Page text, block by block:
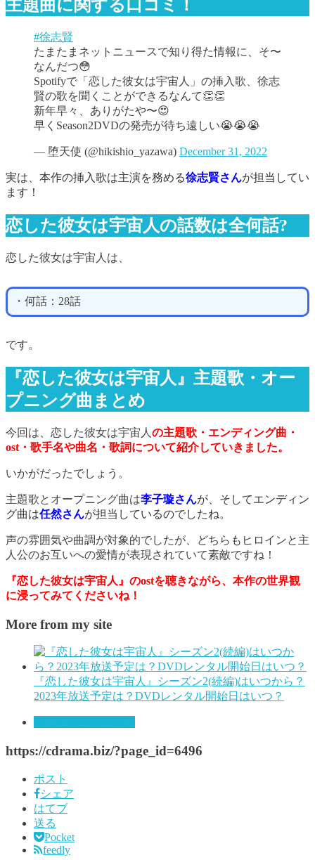
主題曲に関する口コミ！
#徐志賢
たまたまネットニュースで知り得た情報に、そ〜
なんだつ😳
Spotifyで「恋した彼女は宇宙人」の挿入歌、徐志
賢の歌を聞くことができるなんて👏👏
新年早々、ありがたや〜😍
早くSeason2DVDの発売が待ち遠しい😭😭😭
— 堕天使 (@hikishio_yazawa) December 31, 2022
実は、本作の挿入歌は主演を務める徐志賢さんが担当してい
ます！
恋した彼女は宇宙人の話数は全何話?
恋した彼女は宇宙人は、
・何話：28話
です。
『恋した彼女は宇宙人』主題歌・オー
プニング曲まとめ
今回は、恋した彼女は宇宙人 の主題歌・エンディング曲・
ost・歌手名や曲名・歌詞について紹介していきました。
いかがだったでしょう。
主題歌とオープニング曲は李子璇さんが、そしてエンディン
グ曲は任然さんが担当しているのでしたね。
声の雰囲気や曲調が対象的でしたが、どちらもヒロインと主
人公のお互いへの愛情が表現されていて素敵ですね！
『恋した彼女は宇宙人』のostを聴きながら、本作の世界観
に浸ってみてくださいね！
More from my site
『恋した彼女は宇宙人』シーズン2(続編)はいつから？
2023年放送予定は？DVDレンタル開始日はいつ？
https://cdrama.biz/?page_id=6496
ポスト
シェア
はてブ
送る
Pocket
feedly